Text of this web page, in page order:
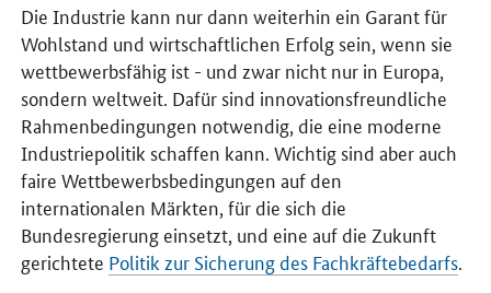
Die Industrie kann nur dann weiterhin ein Garant für
Wohlstand und wirtschaftlichen Erfolg sein, wenn sie
wettbewerbsfähig ist - und zwar nicht nur in Europa,
sondern weltweit. Dafür sind innovationsfreundliche
Rahmenbedingungen notwendig, die eine moderne
Industriepolitik schaffen kann. Wichtig sind aber auch
faire Wettbewerbsbedingungen auf den
internationalen Märkten, für die sich die
Bundesregierung einsetzt, und eine auf die Zukunft
gerichtete Politik zur Sicherung des Fachkräftebedarfs